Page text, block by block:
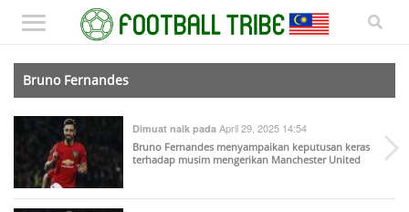
Bruno Fernandes
Dimuat naik pada April 29, 2025 14:54
Bruno Fernandes menyampaikan keputusan keras
terhadap musim mengerikan Manchester United